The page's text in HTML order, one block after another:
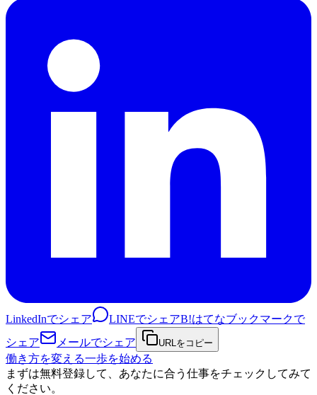
LinkedInでシェア LINEでシェアB!はてなブックマークで
シェア
メールでシェア URLをコピー
働き方を変える一歩を始める
まずは無料登録して、あなたに合う仕事をチェックしてみて
ください。